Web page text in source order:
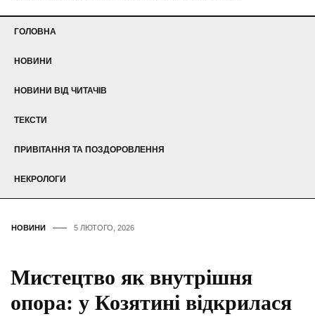
ГОЛОВНА
НОВИНИ
НОВИНИ ВІД ЧИТАЧІВ
ТЕКСТИ
ПРИВІТАННЯ ТА ПОЗДОРОВЛЕННЯ
НЕКРОЛОГИ
НОВИНИ 5 ЛЮТОГО, 2026
Мистецтво як внутрішня
опора: у Козятині відкрилася